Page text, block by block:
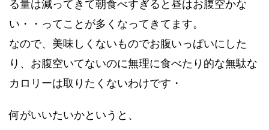
る量は減ってきて朝食べすぎると昼はお腹空かな
い・・ってことが多くなってきてます。
なので、美味しくないものでお腹いっぱいにした
り、お腹空いてないのに無理に食べたり的な無駄な
カロリーは取りたくないわけです・
何がいいたいかというと、